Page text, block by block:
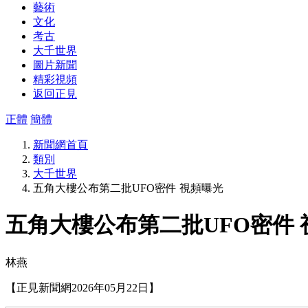
藝術
文化
考古
大千世界
圖片新聞
精彩視頻
返回正見
正體 簡體
新聞網首頁
類別
大千世界
五角大樓公布第二批UFO密件 視頻曝光
五角大樓公布第二批UFO密件
林燕
【正見新聞網2026年05月22日】